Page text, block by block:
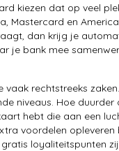
kiezen dat op veel
Mastercard en
dan krijg je
je bank mee
vaak rechtstreeks
niveaus. Hoe
hebt die aan een
voordelen opleveren
loyaliteitspunten